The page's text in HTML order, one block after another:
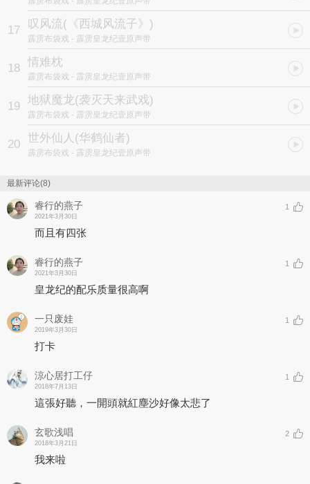
17 叹风流(《西城风流子》)
霹雳布袋戏 - 霹雳皇龙纪壹原声带
18 情难枕
霹雳布袋戏 - 霹雳皇龙纪壹原声带
19 地狱魔龙(袭灭天来武戏)
霹雳布袋戏 - 霹雳皇龙纪壹原声带
20 世外仙人 (华鹤仙者)
霹雳布袋戏 - 霹雳皇龙纪壹原声带
最新评论(8)
睿行的燕子
2021年3月30日
1
而且有四张
睿行的燕子
2021年3月30日
1
皇龙纪的配乐质量很高啊
一只废娃
2019年3月30日
1
打卡
涼心居打工仔
2018年7月13日
1
這張好聽，一開頭就紅塵沙好像太悲了
玄歌浅唱
2018年3月21日
2
我来啦